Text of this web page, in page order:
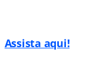
Assista aqui!